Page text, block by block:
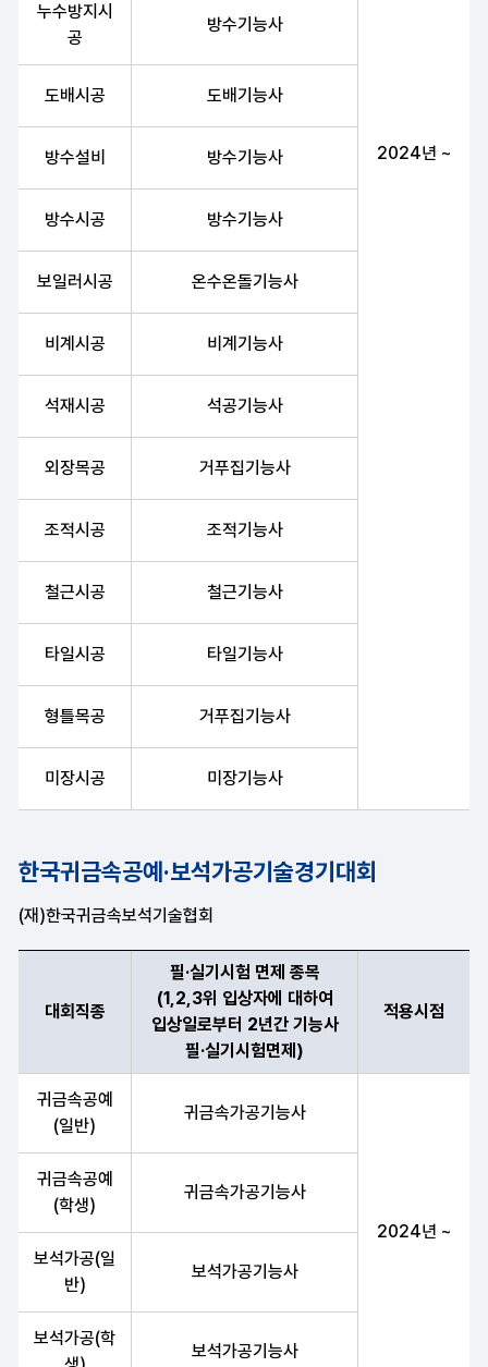
2024년 ~
누수방지시
공
방수기능사
도배시공 도배기능사
방수설비 방수기능사
방수시공 방수기능사
보일러시공 온수온돌기능사
비계시공 비계기능사
석재시공 석공기능사
외장목공 거푸집기능사
조적시공 조적기능사
철근시공 철근기능사
타일시공 타일기능사
형틀목공 거푸집기능사
미장시공 미장기능사
한국귀금속공예·보석가공기술경기대회
(재)한국귀금속보석기술협회
대회직종, 필·실기시험 면제 종목(1,2,3위 입상자에 대하여 입상일
대회직종
필·실기시험 면제 종목
(1,2,3위 입상자에 대하여
입상일로부터 2년간 기능사
필·실기시험면제)
적용시점
귀금속공예
(일반)
귀금속가공기능사
2024년 ~
귀금속공예
(학생)
귀금속가공기능사
보석가공(일
반)
보석가공기능사
보석가공(학
보석가공기능사